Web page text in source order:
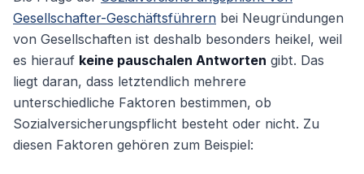
Gesellschafter-Geschäftsführern bei Neugründungen
von Gesellschaften ist deshalb besonders heikel, weil
es hierauf keine pauschalen Antworten gibt. Das
liegt daran, dass letztendlich mehrere
unterschiedliche Faktoren bestimmen, ob
Sozialversicherungspflicht besteht oder nicht. Zu
diesen Faktoren gehören zum Beispiel: